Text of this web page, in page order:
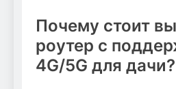
Почему стоит
роутер с
4G/5G для дачи?